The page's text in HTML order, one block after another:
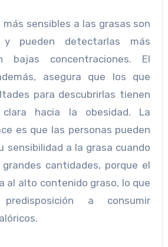
más sensibles a las grasas son
y pueden detectarlas más
bajas concentraciones. El
asegura que los que
para descubrirlas tienen
hacia la obesidad. La
es que las personas pueden
sensibilidad a la grasa cuando
cantidades, porque el
al alto contenido graso, lo que
a consumir